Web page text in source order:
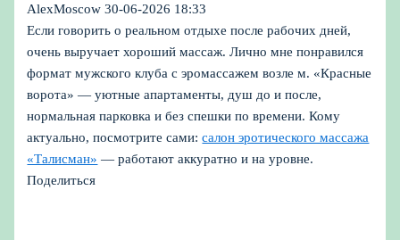
AlexMoscow 30-06-2026 18:33
Если говорить о реальном отдыхе после рабочих дней,
очень выручает хороший массаж. Лично мне понравился
формат мужского клуба с эромассажем возле м. «Красные
ворота» — уютные апартаменты, душ до и после,
нормальная парковка и без спешки по времени. Кому
актуально, посмотрите сами:салон эротического массажа
«Талисман» — работают аккуратно и на уровне.
Поделиться